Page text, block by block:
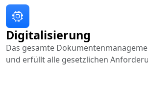
Digitalisierung
Das gesamte
und erfüllt alle gesetzlichen